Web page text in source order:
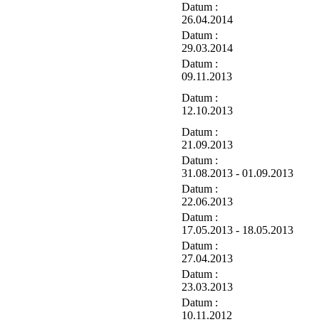
Datum :
26.04.2014
Datum :
29.03.2014
Datum :
09.11.2013
Datum :
12.10.2013
Datum :
21.09.2013
Datum :
31.08.2013 - 01.09.2013
Datum :
22.06.2013
Datum :
17.05.2013 - 18.05.2013
Datum :
27.04.2013
Datum :
23.03.2013
Datum :
10.11.2012